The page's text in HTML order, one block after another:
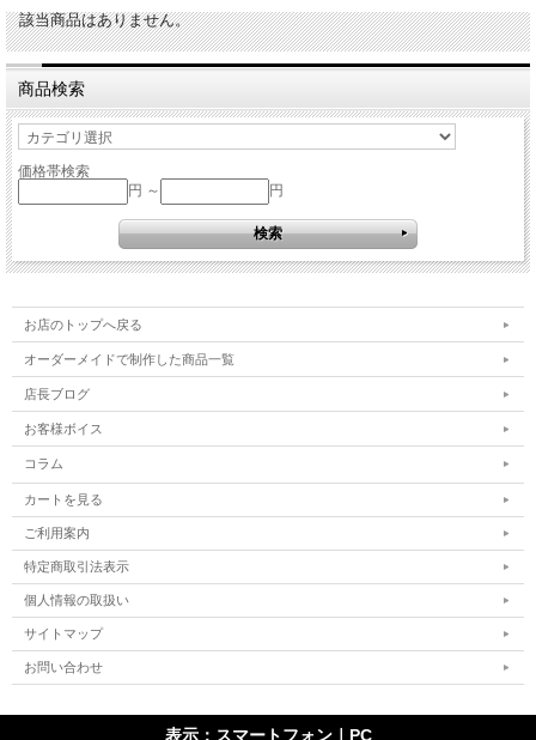
該当商品はありません。
商品検索
価格帯検索
円 ～
円
お店のトップへ戻る
オーダーメイドで制作した商品一覧
店長ブログ
お客様ボイス
コラム
カートを見る
ご利用案内
特定商取引法表示
個人情報の取扱い
サイトマップ
お問い合わせ
表示：スマートフォン｜ PC